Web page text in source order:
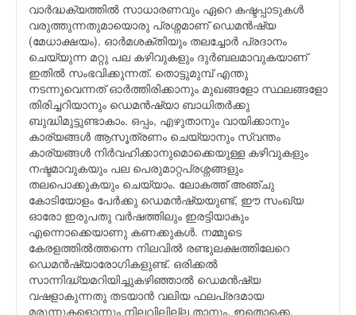
വാര്‍ദ്ധക്യത്തില്‍ സാധാരണവും ഏറെ കഷ്ടപ്പാടുകള്‍
വരുത്തുന്നതുമായൊരു പ്രശ്നമാണ് ഡെമന്‍ഷ്യ
(മേധാക്ഷയം). ഓര്‍മശക്തിയും തലച്ചോര്‍ പ്രദാനം
ചെയ്യുന്ന മറ്റു പല കഴിവുകളും ദുര്‍ബലമാവുകയാണ്
ഇതില്‍ സംഭവിക്കുന്നത്. തൊട്ടുമുമ്പ് എന്തു
നടന്നുവെന്നത് ഓര്‍ത്തിരിക്കാനും മുഖങ്ങളോ സ്ഥലങ്ങളോ
തിരിച്ചറിയാനും ഡെമന്‍ഷ്യാ ബാധിതര്‍ക്കു
ബുദ്ധിമുട്ടുണ്ടാകാം. ഒപ്പം, എഴുതാനും വായിക്കാനും
കാര്യങ്ങള്‍ ആസൂത്രണം ചെയ്യാനും സ്വന്തം
കാര്യങ്ങള്‍ നിര്‍വഹിക്കാനുമൊക്കെയുള്ള കഴിവുകളും
നഷ്ടമാവുകയും പല പെരുമാറ്റപ്രശ്നങ്ങളും
തലപൊക്കുകയും ചെയ്യാം. ലോകത്ത് അഞ്ചു
കോടിയോളം പേര്‍ക്കു ഡെമന്‍ഷ്യയുണ്ട്, ഈ സംഖ്യ
ഓരോ ഇരുപതു വര്‍ഷത്തിലും ഇരട്ടിയാകും
എന്നൊക്കെയാണു കണക്കുകള്‍. നമ്മുടെ
കേരളത്തില്‍ത്തന്നെ നിലവില്‍ രണ്ടുലക്ഷത്തിലേറെ
ഡെമന്‍ഷ്യാരോഗികളുണ്ട്. ഒരിക്കല്‍
സാന്നിദ്ധ്യമറിയിച്ചുകഴിഞ്ഞാല്‍ ഡെമന്‍ഷ്യ
വഷളാകുന്നതു തടയാന്‍ വലിയ ഫലപ്രദമായ
മരുന്നുകളൊന്നും നിലവിലില്ല താനും. ഇതൊക്കെ,